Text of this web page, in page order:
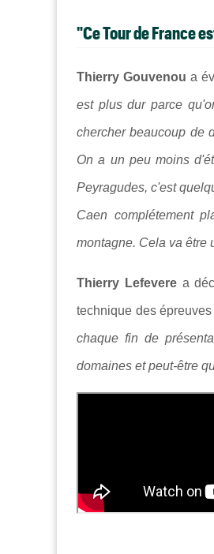
"Ce Tour de France
Thierry Gouvenou a
est plus dur parce
chercher beaucoup de
On a un peu moins
Peyragudes, c'est
Caen complétement
montagne. Cela va être
Thierry Lefeverea
technique des
chaque fin de
domaines et peut-être